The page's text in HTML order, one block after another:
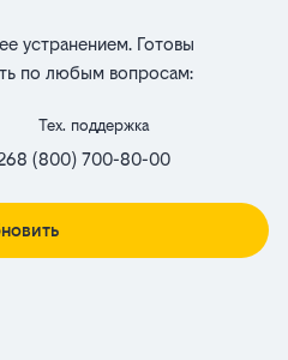
устранением. Готовы
по любым вопросам:
Тех. поддержка
8 (800) 700-80-00